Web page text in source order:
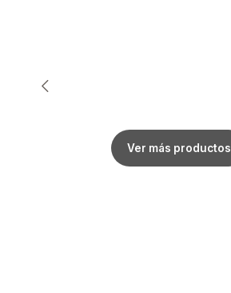
Ver más productos